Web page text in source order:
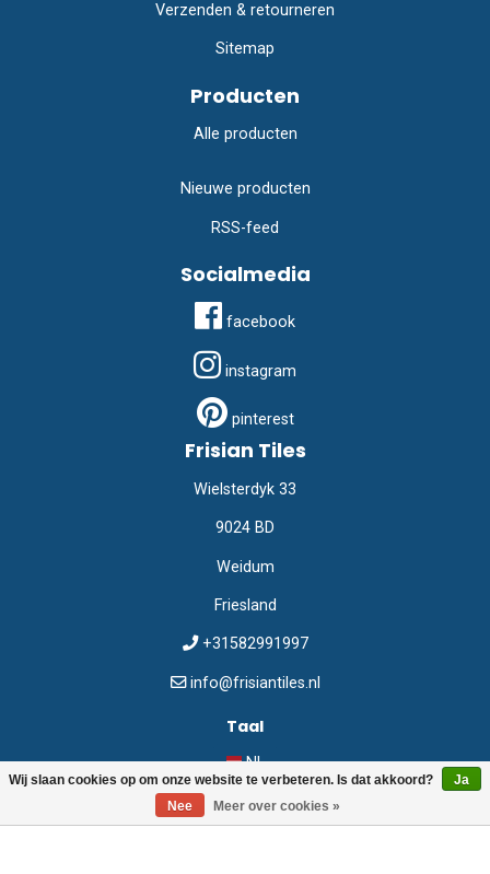
Wij slaan cookies op om onze website te verbeteren. Is dat akkoord?
Ja
Nee
Meer over cookies »
Verzenden & retourneren
Sitemap
Producten
Alle producten
Nieuwe producten
RSS-feed
Socialmedia
facebook
instagram
pinterest
Frisian Tiles
Wielsterdyk 33
9024 BD
Weidum
Friesland
+31582991997
info@frisiantiles.nl
Taal
NL